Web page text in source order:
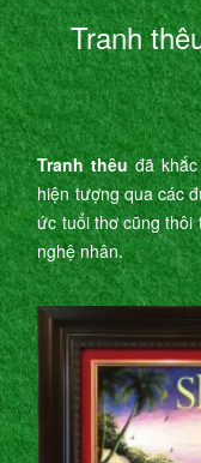
Tranh
Tranh thêuđã khắc
hiện tượng qua các
ức tuổi thơ cũng thôi
nghệ nhân.